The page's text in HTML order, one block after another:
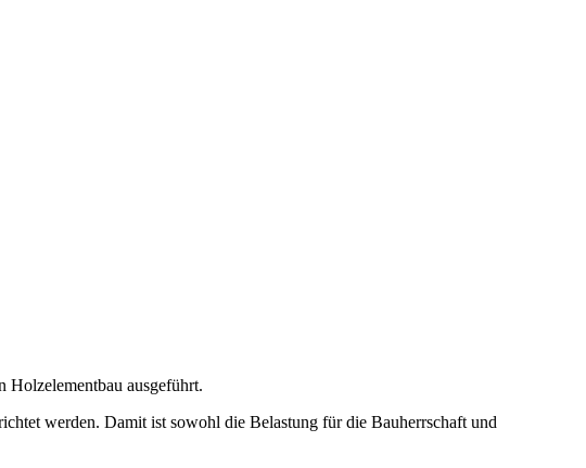
Holzelementbau ausgeführt.
werden. Damit ist sowohl die Belastung für die Bauherrschaft und